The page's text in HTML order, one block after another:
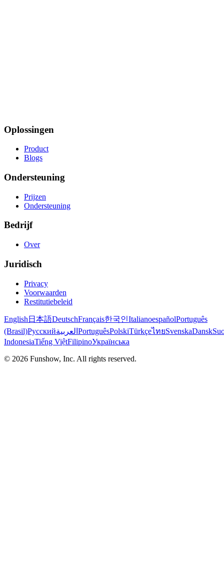
Oplossingen
Product
Blogs
Ondersteuning
Prijzen
Ondersteuning
Bedrijf
Over
Juridisch
Privacy
Voorwaarden
Restitutiebeleid
English 日本語DeutschFrançais한국인ItalianoespañolPortuguês
(Brasil)Русскийالعربية PortuguêsPolskiTürkçeไทยSvenskaDansk
IndonesiaTiếng ViệtFilipinoУкраїнська
© 2026 Funshow, Inc. All rights reserved.